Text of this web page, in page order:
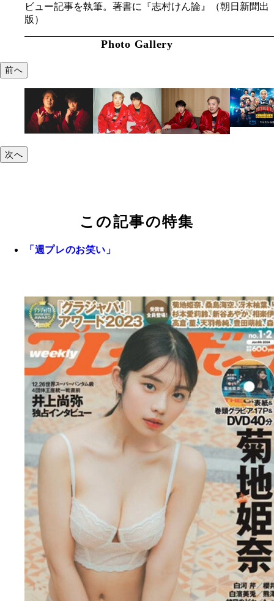
ビュー記事を執筆。著書に『志村けん論』（朝日新聞出
版）
Photo Gallery
前へ
次へ
この記事の特集
「週プレのお笑い」